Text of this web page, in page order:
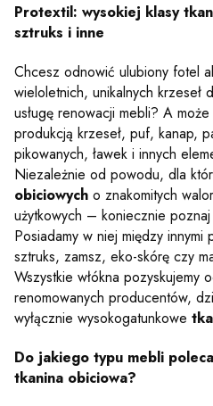
Protextil: wysokiej klasy
sztruks i inne
Chcesz odnowić ulubiony fotel
wieloletnich, unikalnych krzeseł
usługę renowacji mebli? A
produkcją krzeseł, puf, kanap,
pikowanych, ławek i innych
Niezależnie od powodu, dla
obiciowych o znakomitych
użytkowych – koniecznie
Posiadamy w niej między innymi
sztruks, zamsz, eko-skórę czy
Wszystkie włókna pozyskujemy
renomowanych producentów,
wyłącznie wysokogatunkowe
Do jakiego typu mebli
tkanina obiciowa?